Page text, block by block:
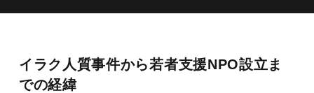
イラク人質事件から若者支援NPO設立ま
での経緯